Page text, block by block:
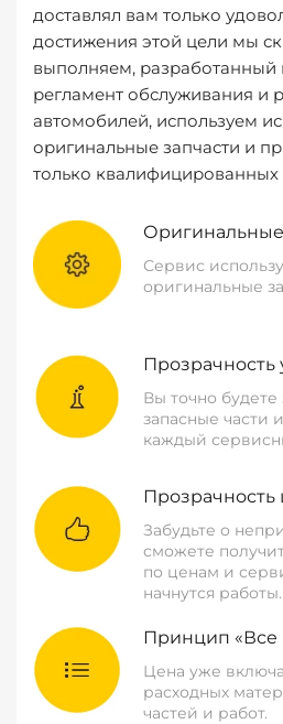
доставлял вам только
достижения этой цели мы
выполняем, разработанный
регламент обслуживания и
автомобилей, используем
оригинальные запчасти и
только квалифицированных
Оригинальные
Сервис
оригинальные
Прозрачность
Вы точно будете
запасные части
каждый
Прозрачность
Забудьте о
сможете
по ценам и
начнутся работы.
Принцип «Все
Цена уже
расходных
частей и работ.